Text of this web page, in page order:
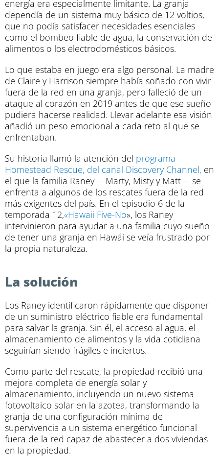
energía era especialmente limitante. La granja
dependía de un sistema muy básico de 12 voltios,
que no podía satisfacer necesidades esenciales
como el bombeo fiable de agua, la conservación de
alimentos o los electrodomésticos básicos.
Lo que estaba en juego era algo personal. La madre
de Claire y Harrison siempre había soñado con vivir
fuera de la red en una granja, pero falleció de un
ataque al corazón en 2019 antes de que ese sueño
pudiera hacerse realidad. Llevar adelante esa visión
añadió un peso emocional a cada reto al que se
enfrentaban.
Su historia llamó la atención del programa
Homestead Rescue, del canal Discovery Channel, en
el que la familia Raney —Marty, Misty y Matt— se
enfrenta a algunos de los rescates fuera de la red
más exigentes del país. En el episodio 6 de la
temporada 12,«Hawaii Five-No», los Raney
intervinieron para ayudar a una familia cuyo sueño
de tener una granja en Hawái se veía frustrado por
la propia naturaleza.
La solución
Los Raney identificaron rápidamente que disponer
de un suministro eléctrico fiable era fundamental
para salvar la granja. Sin él, el acceso al agua, el
almacenamiento de alimentos y la vida cotidiana
seguirían siendo frágiles e inciertos.
Como parte del rescate, la propiedad recibió una
mejora completa de energía solar y
almacenamiento, incluyendo un nuevo sistema
fotovoltaico solar en la azotea, transformando la
granja de una configuración mínima de
supervivencia a un sistema energético funcional
fuera de la red capaz de abastecer a dos viviendas
en la propiedad.